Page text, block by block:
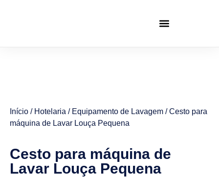
Início / Hotelaria / Equipamento de Lavagem / Cesto para
máquina de Lavar Louça Pequena
Cesto para máquina de
Lavar Louça Pequena